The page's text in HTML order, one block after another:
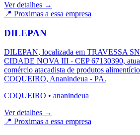
Ver detalhes →
📍 Proximas a essa empresa
DILEPAN
DILEPAN, localizada em TRAVESSA
CIDADE NOVA III - CEP 67130390, atua
comércio atacadista de produtos
COQUEIRO, Ananindeua - PA.
COQUEIRO • ananindeua
Ver detalhes →
📍 Proximas a essa empresa